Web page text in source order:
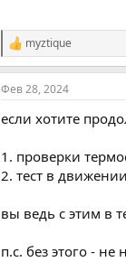
Р
е
а
к
и
myztique
Фев 28, 2024
если хотите
1. проверки
2. тест в
вы ведь с этим в
п.с. без этого - не